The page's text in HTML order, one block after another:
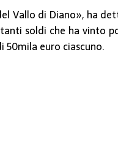
di Diano», ha
soldi che ha vinto
euro ciascuno.